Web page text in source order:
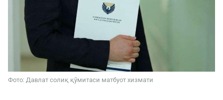
Фото: Давлат солиқ қўмитаси матбуот хизмати